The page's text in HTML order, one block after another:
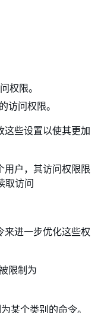
权限。
访问权限。
这些设置以使其更加
用户，其访问权限限
取访问
来进一步优化这些权
限制为
某个类别的命令。